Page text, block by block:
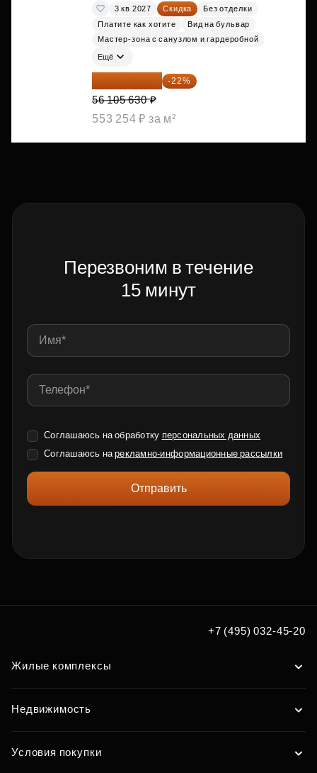
3 кв 2027 Скидка
Без отделки
Платите как хотите
Вид на бульвар
Мастер-зона с санузлом и гардеробной
Ещё
43 762 391 ₽ -22%
56 105 630 ₽
553 254 ₽ за м²
Перезвоним в течение
15 минут
Соглашаюсь на обработку персональных данных
Соглашаюсь нарекламно-информационные рассылки
Отправить
+7 (495) 032-45-20
Жилые комплексы
Недвижимость
Условия покупки